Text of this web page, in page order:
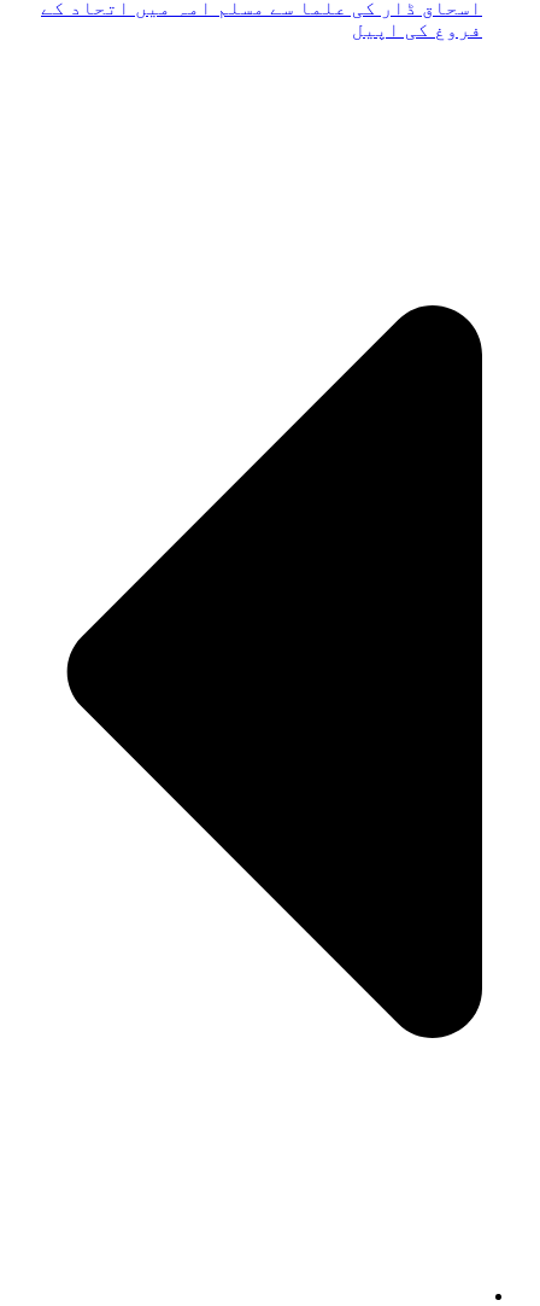
اسحاق ڈار کی علما سے مسلم امہ میں اتحاد کے
فروغ کی اپیل